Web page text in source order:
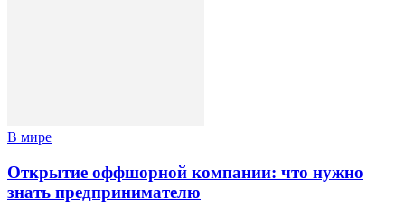
В мире
Открытие оффшорной компании: что нужно
знать предпринимателю